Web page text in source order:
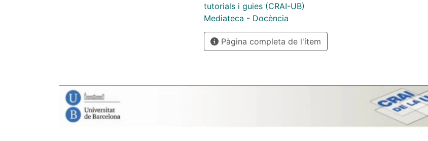
tutorials i guies (CRAI-UB)
Mediateca - Docència
Pàgina completa de l'ítem